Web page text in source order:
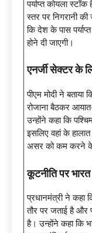
पर्याप्त कोयला
स्तर पर निगरानी
कि देश के पास
होने दी जाएगी।
एनर्जी सेक्टर के
पीएम मोदी ने
रोजाना बैठकर
उन्होंने कहा कि
इसलिए वहां के
असर को कम करने के
कूटनीति पर
प्रधानमंत्री ने कहा
तौर पर जताई है और
है। उन्होंने कहा कि